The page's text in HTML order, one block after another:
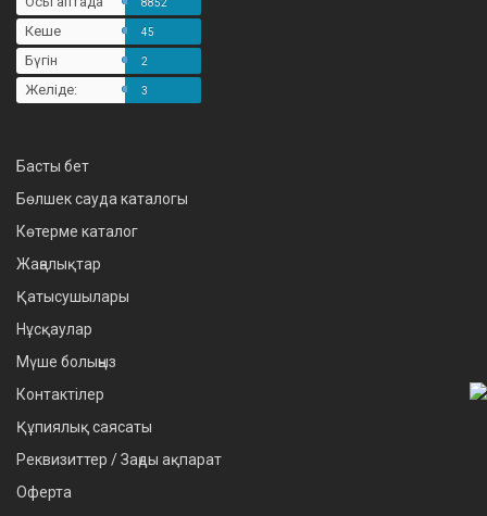
Кеше 45
Бүгін 2
Желіде: 3
Басты бет
Бөлшек сауда каталогы
Көтерме каталог
Жаңалықтар
Қатысушылары
Нұсқаулар
Мүше болыңыз
Контактілер
Құпиялық саясаты
Реквизиттер / Заңды ақпарат
Оферта